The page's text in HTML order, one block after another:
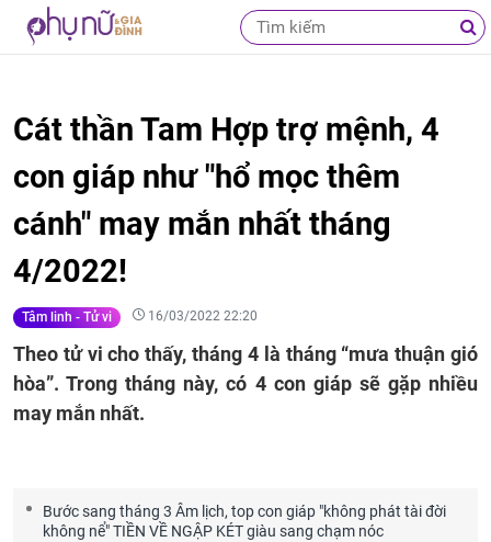
Cát thần Tam Hợp trợ mệnh, 4
con giáp như "hổ mọc thêm
cánh" may mắn nhất tháng
4/2022!
Tâm linh - Tử vi 16/03/2022 22:20
Theo tử vi cho thấy, tháng 4 là tháng “mưa thuận gió
hòa”. Trong tháng này, có 4 con giáp sẽ gặp nhiều
may mắn nhất.
Bước sang tháng 3 Âm lịch, top con giáp "không phát tài đời
không nể" TIỀN VỀ NGẬP KÉT giàu sang chạm nóc